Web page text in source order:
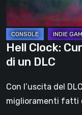
di
un
DLC
Hell Clock:
di un DLC
Con l’uscita del
miglioramenti fatti